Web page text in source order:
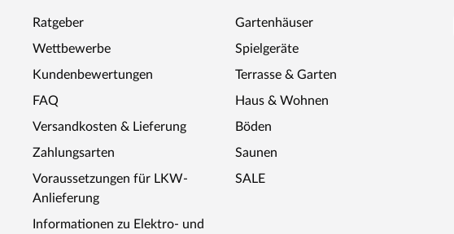
Ratgeber
Wettbewerbe
Kundenbewertungen
FAQ
Versandkosten & Lieferung
Zahlungsarten
Voraussetzungen für LKW-
Anlieferung
Informationen zu Elektro- und
Gartenhäuser
Spielgeräte
Terrasse & Garten
Haus & Wohnen
Böden
Saunen
SALE